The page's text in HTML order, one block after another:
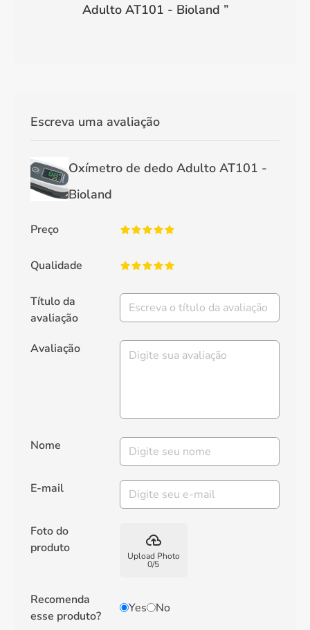
Adulto AT101 - Bioland ”
Escreva uma avaliação
Oxímetro de dedo Adulto AT101 -
Bioland
Preço
Qualidade
Título da
avaliação
Avaliação
Nome
E-mail
Foto do
produto
backup
Upload Photo
0/5
Recomenda
esse produto?
Yes No